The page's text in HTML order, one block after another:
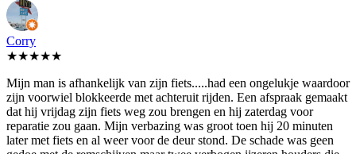
Corry
★★★★★
Mijn man is afhankelijk van zijn fiets.....had een ongelukje waardoor
zijn voorwiel blokkeerde met achteruit rijden. Een afspraak gemaakt
dat hij vrijdag zijn fiets weg zou brengen en hij zaterdag voor
reparatie zou gaan. Mijn verbazing was groot toen hij 20 minuten
later met fiets en al weer voor de deur stond. De schade was geen